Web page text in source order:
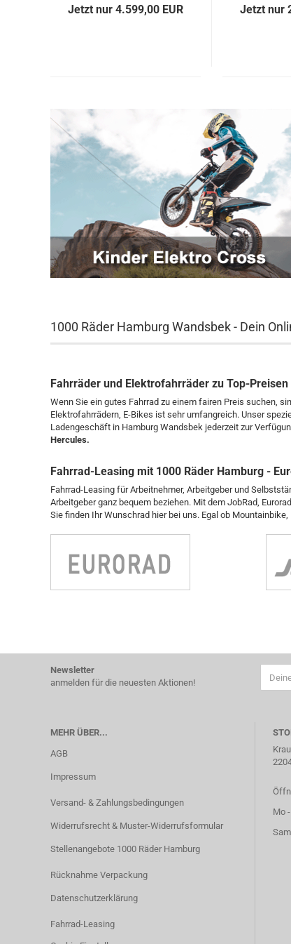
Jetzt nur 4.599,00 EUR Jetzt nur
1000 Räder Hamburg Wandsbek - Dein
Fahrräder und Elektrofahrräder zu Top-Preisen
Wenn Sie ein gutes Fahrrad zu einem fairen Preis suchen,
Elektrofahrrädern, E-Bikes ist sehr umfangreich. Unser
Ladengeschäft in Hamburg Wandsbek jederzeit zur
Hercules.
Fahrrad-Leasing mit 1000 Räder Hamburg -
Fahrrad-Leasing für Arbeitnehmer, Arbeitgeber und
Arbeitgeber ganz bequem beziehen. Mit dem JobRad,
Sie finden Ihr Wunschrad hier bei uns. Egal ob
Newsletter
anmelden für die neuesten Aktionen!
MEHR ÜBER...
AGB
Impressum
Versand- & Zahlungsbedingungen
Widerrufsrecht & Muster-Widerrufsformular
Stellenangebote 1000 Räder Hamburg
Rücknahme Verpackung
Datenschutzerklärung
Fahrrad-Leasing
Mo